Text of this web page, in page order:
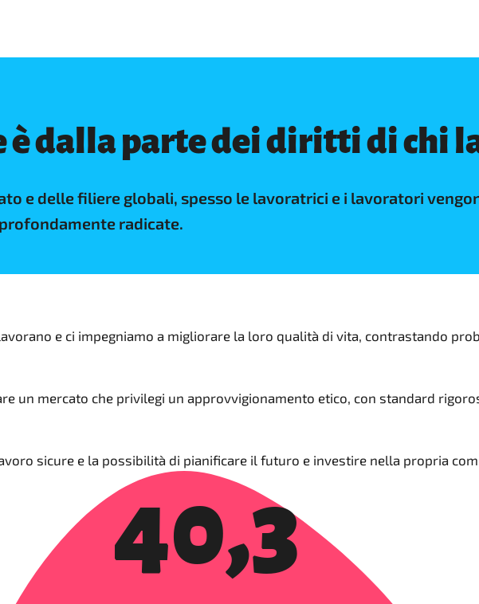
è dalla parte dei diritti di chi
e delle filiere globali, spesso le lavoratrici e i lavoratori
radicate.
e ci impegniamo a migliorare la loro qualità di vita, contrastando
un mercato che privilegi un approvvigionamento etico, con standard
sicure e la possibilità di pianificare il futuro e investire nella propria
40,3